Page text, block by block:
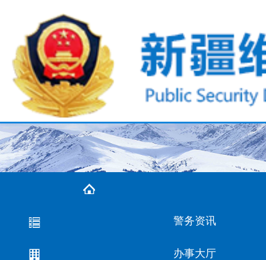
警务资讯
办事大厅